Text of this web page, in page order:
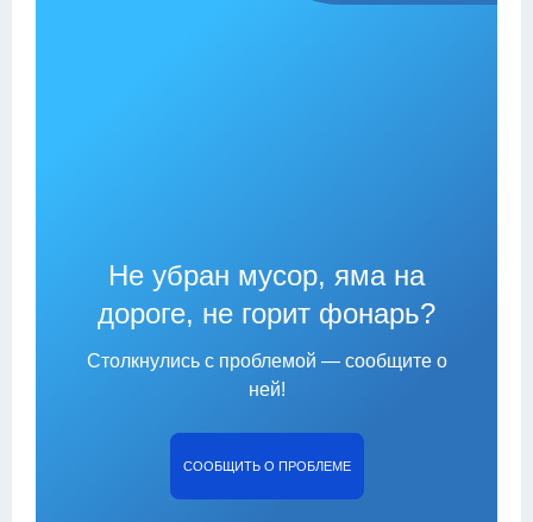
Не убран мусор, яма на
дороге, не горит фонарь?
Столкнулись с проблемой — сообщите о
ней!
СООБЩИТЬ О ПРОБЛЕМЕ